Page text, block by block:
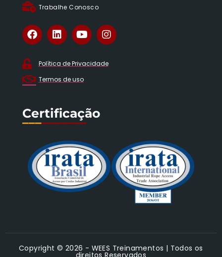
Trabalhe Conosco
Política de Privacidade
Termos de uso
Certificação
__________
Copyright © 2026 - WEES Treinamentos | Todos os
direitos Reservados